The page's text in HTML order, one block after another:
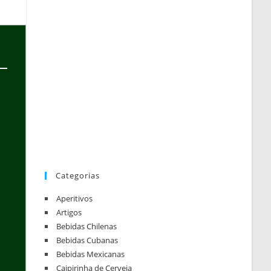
Categorias
Aperitivos
Artigos
Bebidas Chilenas
Bebidas Cubanas
Bebidas Mexicanas
Caipirinha de Cerveja